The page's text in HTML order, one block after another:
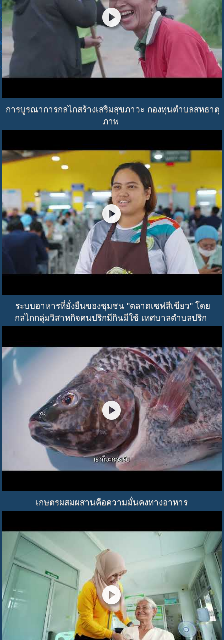
เกี่ยวกับเรา
คณะกรรมการกำกับทิศ
คณะทำงาน
ศูนย์ประสานงาน
ลิ้งค์ที่เกี่ยวข้อง
งานสร้างสุข
play_circle
การบูรณาการกลไกสร้างเสริมสุขภาวะ กองทุนตำบลสหธาตุ
ภาพ
play_circle
ระบบอาหารที่ยั่งยืนของชุมชน "ตลาดเซฟสีเขียว" โดย
กลไกกลุ่มวิสาหกิจคนปริกมีกินมีใช้ เทศบาลตำบลปริก
play_circle
เกษตรผสมผสานคือความมั่นคงทางอาหาร
play_circle